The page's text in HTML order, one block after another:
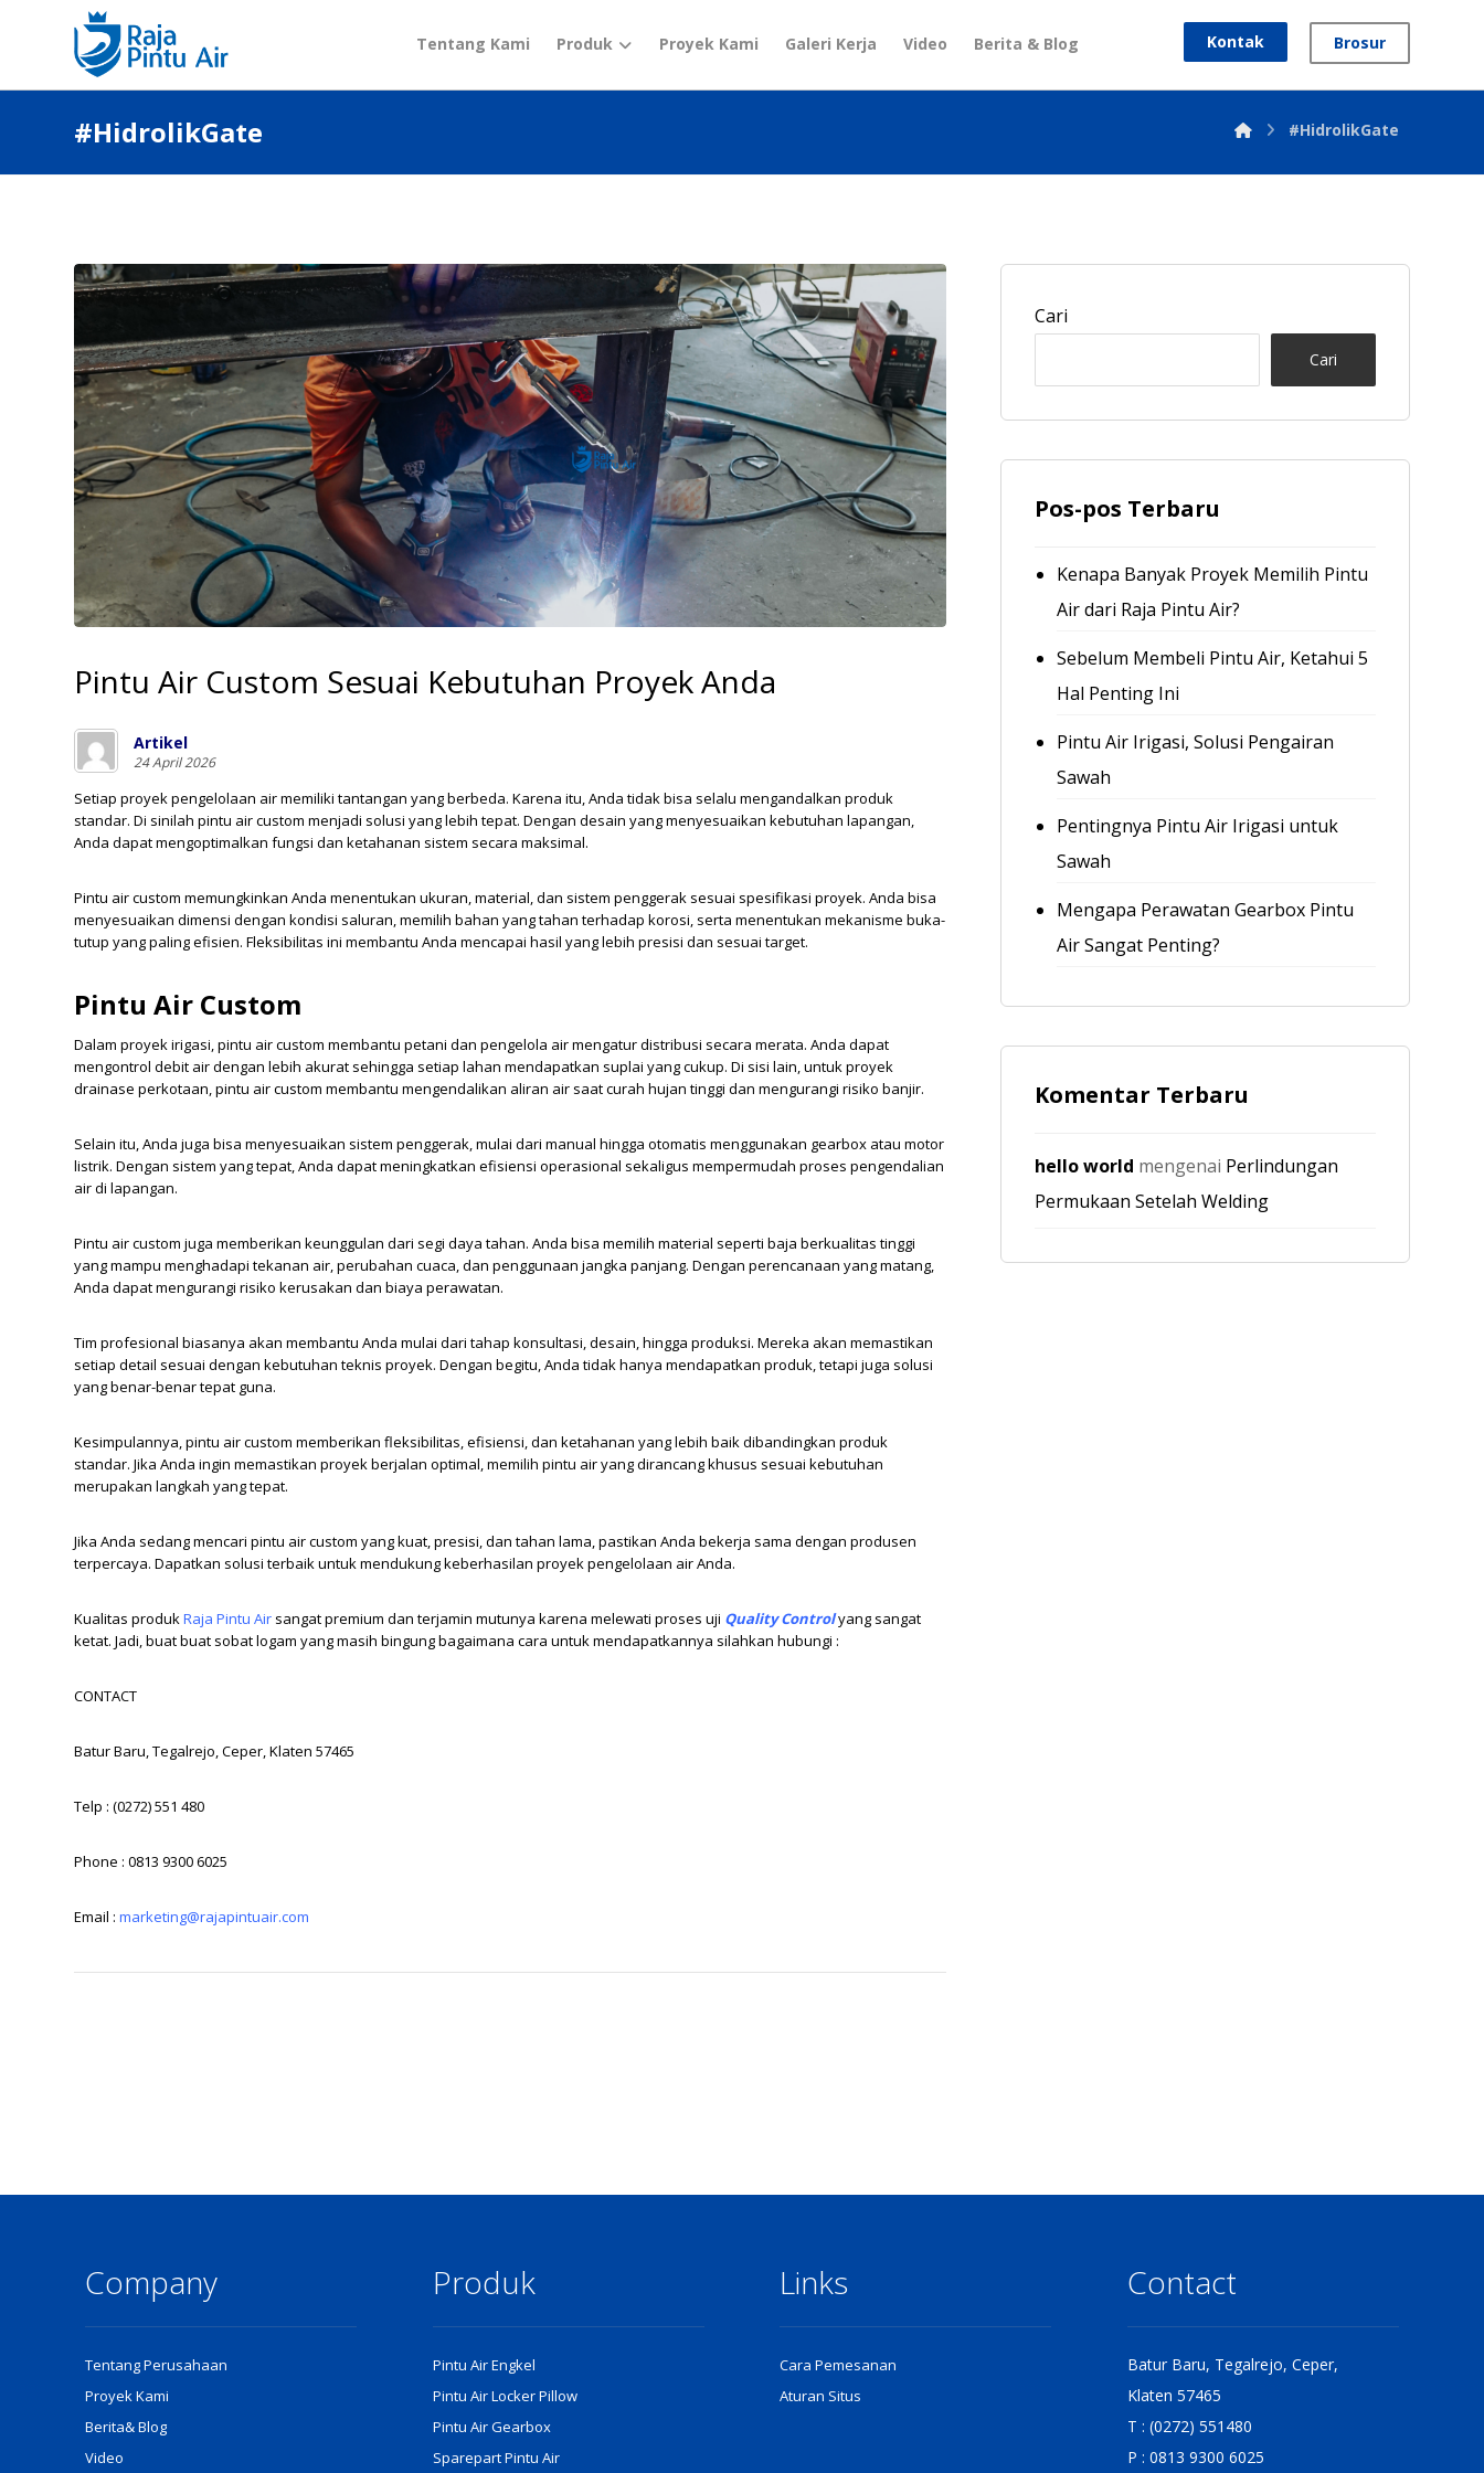
Tentang Kami Produk Proyek Kami Galeri Kerja Video Berita & Blog Brosur
Kontak
#HidrolikGate #HidrolikGate
Pintu Air Custom Sesuai Kebutuhan Proyek Anda
Artikel
24 April 2026
Setiap proyek pengelolaan air memiliki tantangan yang berbeda. Karena itu, Anda tidak bisa selalu mengandalkan produk
standar. Di sinilah pintu air custom menjadi solusi yang lebih tepat. Dengan desain yang menyesuaikan kebutuhan lapangan,
Anda dapat mengoptimalkan fungsi dan ketahanan sistem secara maksimal.
Pintu air custom memungkinkan Anda menentukan ukuran, material, dan sistem penggerak sesuai spesifikasi proyek. Anda bisa
menyesuaikan dimensi dengan kondisi saluran, memilih bahan yang tahan terhadap korosi, serta menentukan mekanisme buka-
tutup yang paling efisien. Fleksibilitas ini membantu Anda mencapai hasil yang lebih presisi dan sesuai target.
Pintu Air Custom
Dalam proyek irigasi, pintu air custom membantu petani dan pengelola air mengatur distribusi secara merata. Anda dapat
mengontrol debit air dengan lebih akurat sehingga setiap lahan mendapatkan suplai yang cukup. Di sisi lain, untuk proyek
drainase perkotaan, pintu air custom membantu mengendalikan aliran air saat curah hujan tinggi dan mengurangi risiko banjir.
Selain itu, Anda juga bisa menyesuaikan sistem penggerak, mulai dari manual hingga otomatis menggunakan gearbox atau motor
listrik. Dengan sistem yang tepat, Anda dapat meningkatkan efisiensi operasional sekaligus mempermudah proses pengendalian
air di lapangan.
Pintu air custom juga memberikan keunggulan dari segi daya tahan. Anda bisa memilih material seperti baja berkualitas tinggi
yang mampu menghadapi tekanan air, perubahan cuaca, dan penggunaan jangka panjang. Dengan perencanaan yang matang,
Anda dapat mengurangi risiko kerusakan dan biaya perawatan.
Tim profesional biasanya akan membantu Anda mulai dari tahap konsultasi, desain, hingga produksi. Mereka akan memastikan
setiap detail sesuai dengan kebutuhan teknis proyek. Dengan begitu, Anda tidak hanya mendapatkan produk, tetapi juga solusi
yang benar-benar tepat guna.
Kesimpulannya, pintu air custom memberikan fleksibilitas, efisiensi, dan ketahanan yang lebih baik dibandingkan produk
standar. Jika Anda ingin memastikan proyek berjalan optimal, memilih pintu air yang dirancang khusus sesuai kebutuhan
merupakan langkah yang tepat.
Jika Anda sedang mencari pintu air custom yang kuat, presisi, dan tahan lama, pastikan Anda bekerja sama dengan produsen
terpercaya. Dapatkan solusi terbaik untuk mendukung keberhasilan proyek pengelolaan air Anda.
Kualitas produkRaja Pintu Air sangat premium dan terjamin mutunya karena melewati proses uji Quality Controlyang sangat
ketat. Jadi, buat buat sobat logam yang masih bingung bagaimana cara untuk mendapatkannya silahkan hubungi :
CONTACT
Batur Baru, Tegalrejo, Ceper, Klaten 57465
Telp : (0272) 551 480
Phone : 0813 9300 6025
Email :marketing@rajapintuair.com
Cari
Cari
Pos-pos Terbaru
Kenapa Banyak Proyek Memilih Pintu
Air dari Raja Pintu Air?
Sebelum Membeli Pintu Air, Ketahui 5
Hal Penting Ini
Pintu Air Irigasi, Solusi Pengairan
Sawah
Pentingnya Pintu Air Irigasi untuk
Sawah
Mengapa Perawatan Gearbox Pintu
Air Sangat Penting?
Komentar Terbaru
hello world mengenai Perlindungan
Permukaan Setelah Welding
Company
Tentang Perusahaan
Proyek Kami
Berita& Blog
Video
Produk
Pintu Air Engkel
Pintu Air Locker Pillow
Pintu Air Gearbox
Sparepart Pintu Air
Links
Cara Pemesanan
Aturan Situs
Contact
Batur Baru, Tegalrejo, Ceper,
Klaten 57465
T : (0272) 551480
P : 0813 9300 6025